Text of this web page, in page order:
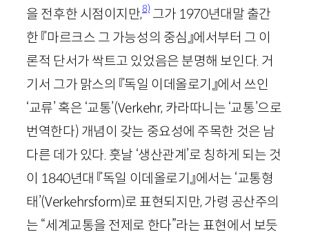
을 전후한 시점이지만,8)그가 1970년대말 출간
한 『마르크스 그 가능성의 중심』에서부터 그 이
론적 단서가 싹트고 있었음은 분명해 보인다. 거
기서 그가 맑스의 『독일 이데올로기』에서 쓰인
‘교류’ 혹은 ‘교통’(Verkehr, 카라따니는 ‘교통’으로
번역한다) 개념이 갖는 중요성에 주목한 것은 남
다른 데가 있다. 훗날 ‘생산관계’로 칭하게 되는 것
이 1840년대 『독일 이데올로기』에서는 ‘교통형
태’(Verkehrsform)로 표현되지만, 가령 공산주의
는 “세계교통을 전제로 한다”라는 표현에서 보듯